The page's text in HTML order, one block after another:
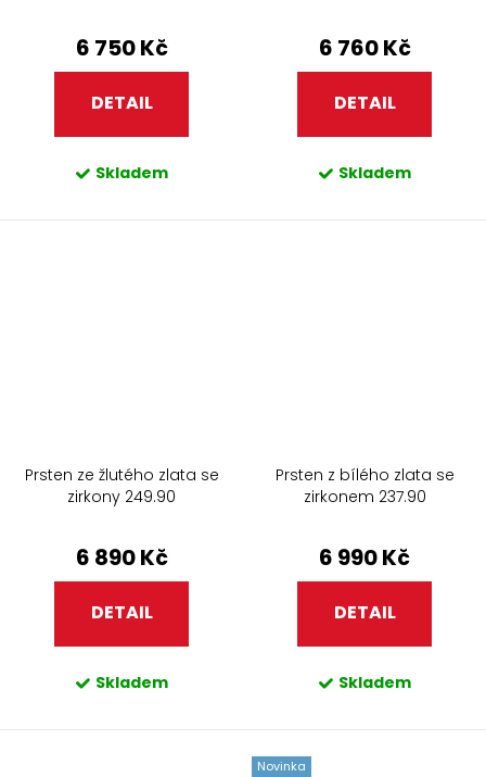
6 750 Kč
DETAIL
Skladem
6 760 Kč
DETAIL
Skladem
Prsten ze žlutého zlata se
zirkony 249.90
6 890 Kč
DETAIL
Skladem
Prsten z bílého zlata se
zirkonem 237.90
6 990 Kč
DETAIL
Skladem
Novinka